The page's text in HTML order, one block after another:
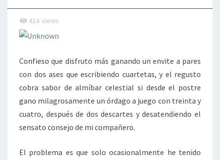
414 views
Confieso que disfruto más ganando un envite a pares
con dos ases que escribiendo cuartetas, y el regusto
cobra sabor de almíbar celestial si desde el postre
gano milagrosamente un órdago a juego con treinta y
cuatro, después de dos descartes y desatendiendo el
sensato consejo de mi compañero.
El problema es que solo ocasionalmente he tenido